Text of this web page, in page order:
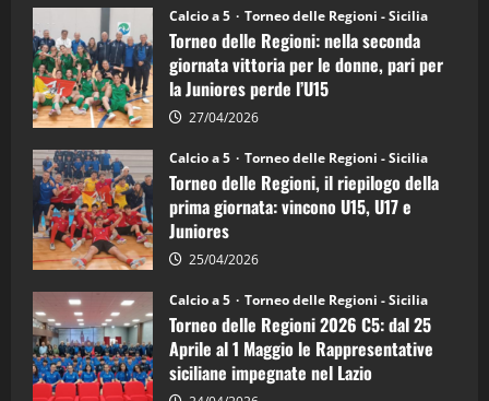
Torneo
delle
Regioni
di
calcio
a
5:
la
Juniores
è
vicecampione
d’Italia
Calcio a 5 Torneo delle Regioni - Sicilia
Torneo delle Regioni: nella seconda
giornata vittoria per le donne, pari per
la Juniores perde l’U15
27/04/2026
Calcio a 5 Torneo delle Regioni - Sicilia
Torneo delle Regioni, il riepilogo della
prima giornata: vincono U15, U17 e
Juniores
25/04/2026
Calcio a 5 Torneo delle Regioni - Sicilia
Torneo delle Regioni 2026 C5: dal 25
Aprile al 1 Maggio le Rappresentative
siciliane impegnate nel Lazio